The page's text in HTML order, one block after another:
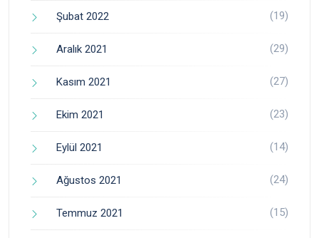
Şubat 2022 (19)
Aralık 2021 (29)
Kasım 2021 (27)
Ekim 2021 (23)
Eylül 2021 (14)
Ağustos 2021 (24)
Temmuz 2021 (15)